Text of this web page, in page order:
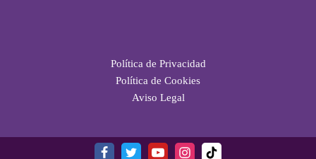
Política de Privacidad
Política de Cookies
Aviso Legal